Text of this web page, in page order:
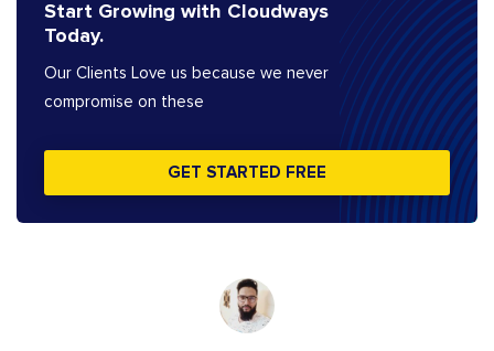
Start Growing with Cloudways
Today.
Our Clients Love us because we never
compromise on these
GET STARTED FREE